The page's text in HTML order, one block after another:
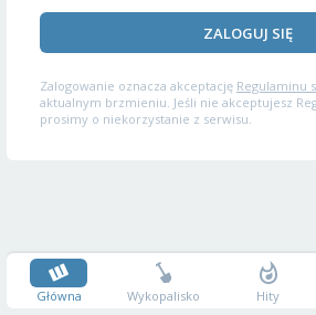
ZALOGUJ SIĘ
Zalogowanie oznacza akceptację Regulaminu
aktualnym brzmieniu. Jeśli nie akceptujesz
prosimy o niekorzystanie z serwisu.
Główna Wykopalisko Hity